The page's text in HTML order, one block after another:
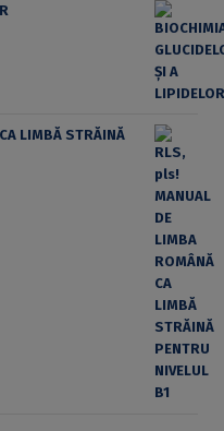
LIMBĂ STRĂINĂ